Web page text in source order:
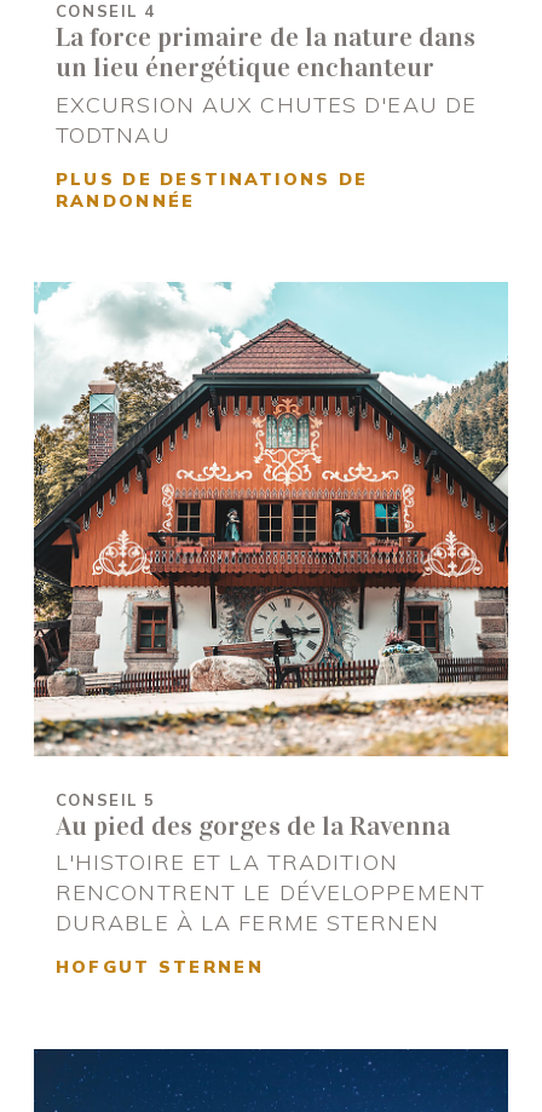
CONSEIL 4
La force primaire de la nature dans
un lieu énergétique enchanteur
EXCURSION AUX CHUTES D'EAU DE
TODTNAU
PLUS DE DESTINATIONS DE
RANDONNÉE
CONSEIL 5
Au pied des gorges de la Ravenna
L'HISTOIRE ET LA TRADITION
RENCONTRENT LE DÉVELOPPEMENT
DURABLE À LA FERME STERNEN
HOFGUT STERNEN